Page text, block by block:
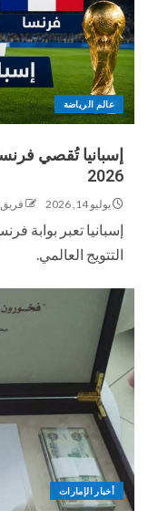
عالم الرياضة
إسبانيا تُقصي
2026
يوليو 14, 2026 فريق
إسبانيا تعبر بوابة
التتويج العالمي.
أخبار الإمارات